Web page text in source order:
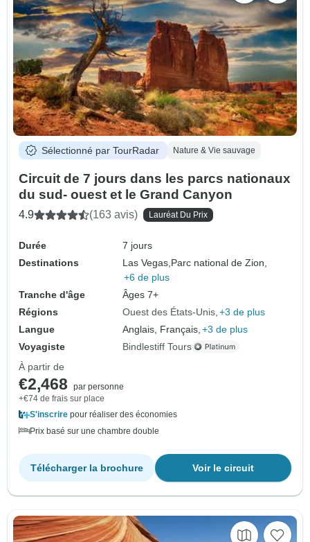
Sélectionné par TourRadar Nature & Vie sauvage
Circuit de 7 jours dans les parcs nationaux
du sud- ouest et le Grand Canyon
4.9 (163 avis) Lauréat Du Prix
Durée
7 jours
Destinations
Las Vegas, Parc national de Zion,
+6 de plus
Tranche d'âge
Âges 7+
Régions
Ouest des États-Unis +3 de plus
Langue
Anglais, Français, +3 de plus
Voyagiste
Bindlestiff Tours
À partir de
€2,468
par personne
+€74 de frais sur place
S'inscrire pour réaliser des économies
Prix basé sur une chambre double
Voir le circuit
Télécharger la brochure